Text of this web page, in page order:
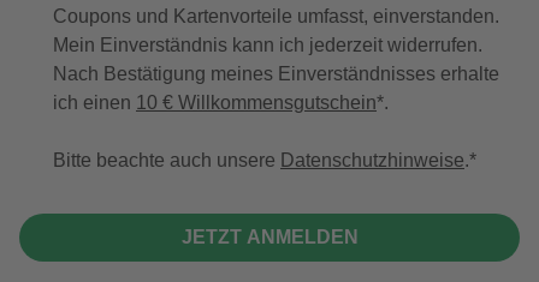
Coupons und Kartenvorteile umfasst, einverstanden.
Mein Einverständnis kann ich jederzeit widerrufen.
Nach Bestätigung meines Einverständnisses erhalte
ich einen 10 € Willkommensgutschein*.
Bitte beachte auch unsere Datenschutzhinweise.
JETZT ANMELDEN